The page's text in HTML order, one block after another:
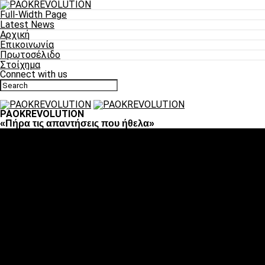
Full-Width Page
Latest News
Αρχική
Επικοινωνία
Πρωτοσέλιδο
Στοίχημα
Connect with us
PAOKREVOLUTION
«Πήρα τις απαντήσεις που ήθελα»